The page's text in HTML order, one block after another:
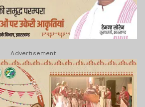
Advertisement